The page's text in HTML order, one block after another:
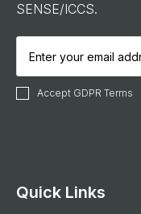
SENSE/ICCS.
Accept GDPR Terms
Quick Links